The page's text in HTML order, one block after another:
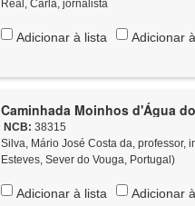
Real, Carla, jornalista
Adicionar à lista Adicionar
Caminhada Moinhos d'Água
NCB:38315
Silva, Mário José Costa da, professor,
Esteves, Sever do Vouga, Portugal)
Adicionar à lista Adicionar